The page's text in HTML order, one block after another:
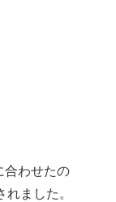
合わせたの
ました。